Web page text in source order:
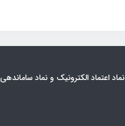
نماد اعتماد الکترونیک و نماد ساماندهی